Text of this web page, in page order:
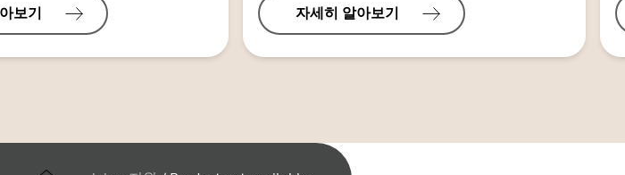
보기 자세히 알아보기